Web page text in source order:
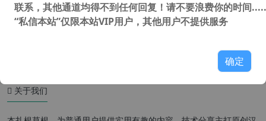
关于我们
联系，其他通道均得不到任何回复！请不要浪费你的时间
“私信本站”仅限本站VIP用户，其他用户不提供服务
确定